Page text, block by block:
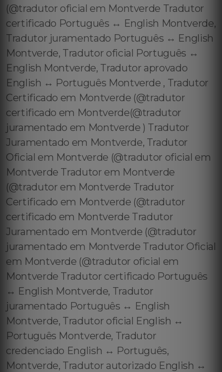
(@tradutor oficial em Montverde Tradutor
certificado Português ↔️ English Montverde,
Tradutor juramentado Português ↔️ English
Montverde, Tradutor oficial Português ↔️
English Montverde, Tradutor aprovado
English ↔️ Português Montverde , Tradutor
Certificado em Montverde (@tradutor
certificado em Montverde(@tradutor
juramentado em Montverde ) Tradutor
Juramentado em Montverde, Tradutor
Oficial em Montverde (@tradutor oficial em
Montverde Tradutor em Montverde
(@tradutor em Montverde Tradutor
Certificado em Montverde (@tradutor
certificado em Montverde Tradutor
Juramentado em Montverde (@tradutor
juramentado em Montverde Tradutor Oficial
em Montverde (@tradutor oficial em
Montverde Tradutor certificado Português
↔️ English Montverde, Tradutor
juramentado Português ↔️ English
Montverde, Tradutor oficial English ↔️
Português Montverde, Tradutor
credenciado English ↔️ Português,
Montverde, Tradutor autorizado English ↔️